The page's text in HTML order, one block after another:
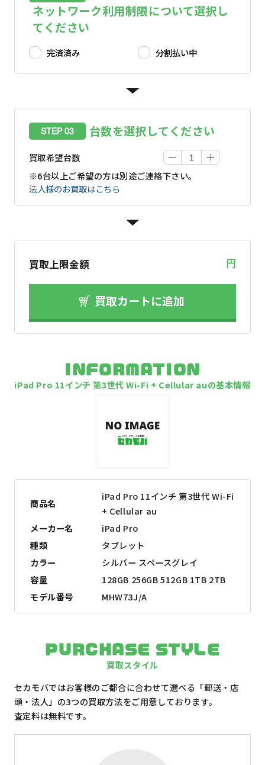
ネットワーク利用制限について選択し
てください
完済済み 分割払い中
STEP 03 台数を選択してください
買取希望台数
※6台以上ご希望の方は別途ご連絡下さい。
法人様のお買取はこちら
買取上限金額 円
買取カートに追加
INFORMATION
iPad Pro 11インチ 第3世代 Wi-Fi + Cellular auの基本情報
商品名
iPad Pro 11インチ 第3世代 Wi-Fi
+ Cellular au
メーカー名
iPad Pro
種類
タブレット
カラー
シルバー スペースグレイ
容量
128GB 256GB 512GB 1TB 2TB
モデル番号
MHW73J/A
PURCHASE STYLE
買取スタイル
セカモバではお客様のご都合に合わせて選べる「郵送・店
頭・法人」の3つの買取方法をご用意しております。
査定料は無料です。